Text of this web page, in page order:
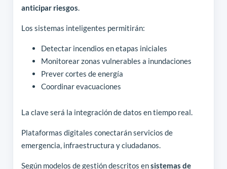
anticipar riesgos.
Los sistemas inteligentes permitirán:
Detectar incendios en etapas iniciales
Monitorear zonas vulnerables a inundaciones
Prever cortes de energía
Coordinar evacuaciones
La clave será la integración de datos en tiempo real.
Plataformas digitales conectarán servicios de
emergencia, infraestructura y ciudadanos.
Según modelos de gestión descritos ensistemas de